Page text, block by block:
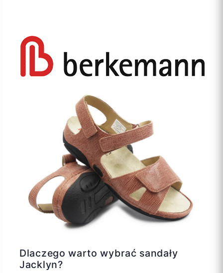
Dlaczego warto wybrać sandały
Jacklyn?